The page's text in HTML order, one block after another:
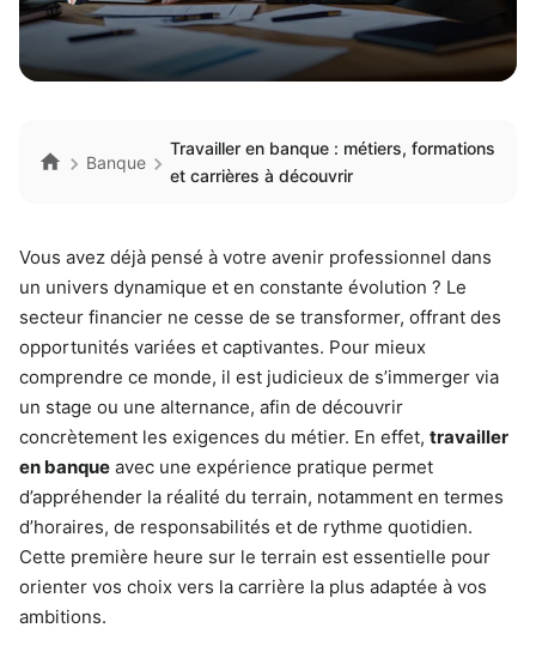
Banque
Travailler en banque : métiers, formations
et carrières à découvrir
Vous avez déjà pensé à votre avenir professionnel dans
un univers dynamique et en constante évolution ? Le
secteur financier ne cesse de se transformer, offrant des
opportunités variées et captivantes. Pour mieux
comprendre ce monde, il est judicieux de s’immerger via
un stage ou une alternance, afin de découvrir
concrètement les exigences du métier. En effet, travailler
en banque avec une expérience pratique permet
d’appréhender la réalité du terrain, notamment en termes
d’horaires, de responsabilités et de rythme quotidien.
Cette première heure sur le terrain est essentielle pour
orienter vos choix vers la carrière la plus adaptée à vos
ambitions.